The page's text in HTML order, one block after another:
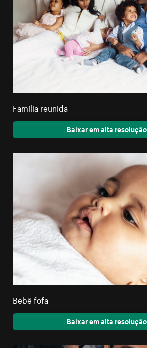
Família reunida
Baixar em alta resolução
Bebê fofa
Baixar em alta resolução